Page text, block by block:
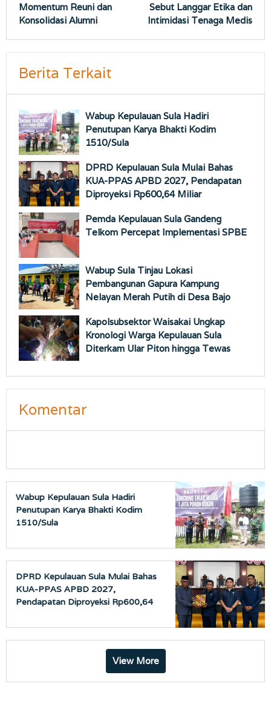
Momentum Reuni dan
Konsolidasi Alumni
Sebut Langgar Etika dan
Intimidasi Tenaga Medis
Berita Terkait
Wabup Kepulauan Sula Hadiri
Penutupan Karya Bhakti Kodim
1510/Sula
DPRD Kepulauan Sula Mulai Bahas
KUA-PPAS APBD 2027, Pendapatan
Diproyeksi Rp600,64 Miliar
Pemda Kepulauan Sula Gandeng
Telkom Percepat Implementasi SPBE
Wabup Sula Tinjau Lokasi
Pembangunan Gapura Kampung
Nelayan Merah Putih di Desa Bajo
Kapolsubsektor Waisakai Ungkap
Kronologi Warga Kepulauan Sula
Diterkam Ular Piton hingga Tewas
Komentar
Wabup Kepulauan Sula Hadiri
Penutupan Karya Bhakti Kodim
1510/Sula
DPRD Kepulauan Sula Mulai Bahas
KUA-PPAS APBD 2027,
Pendapatan Diproyeksi Rp600,64
View More